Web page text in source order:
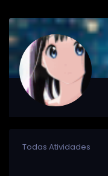
Todas Atividades